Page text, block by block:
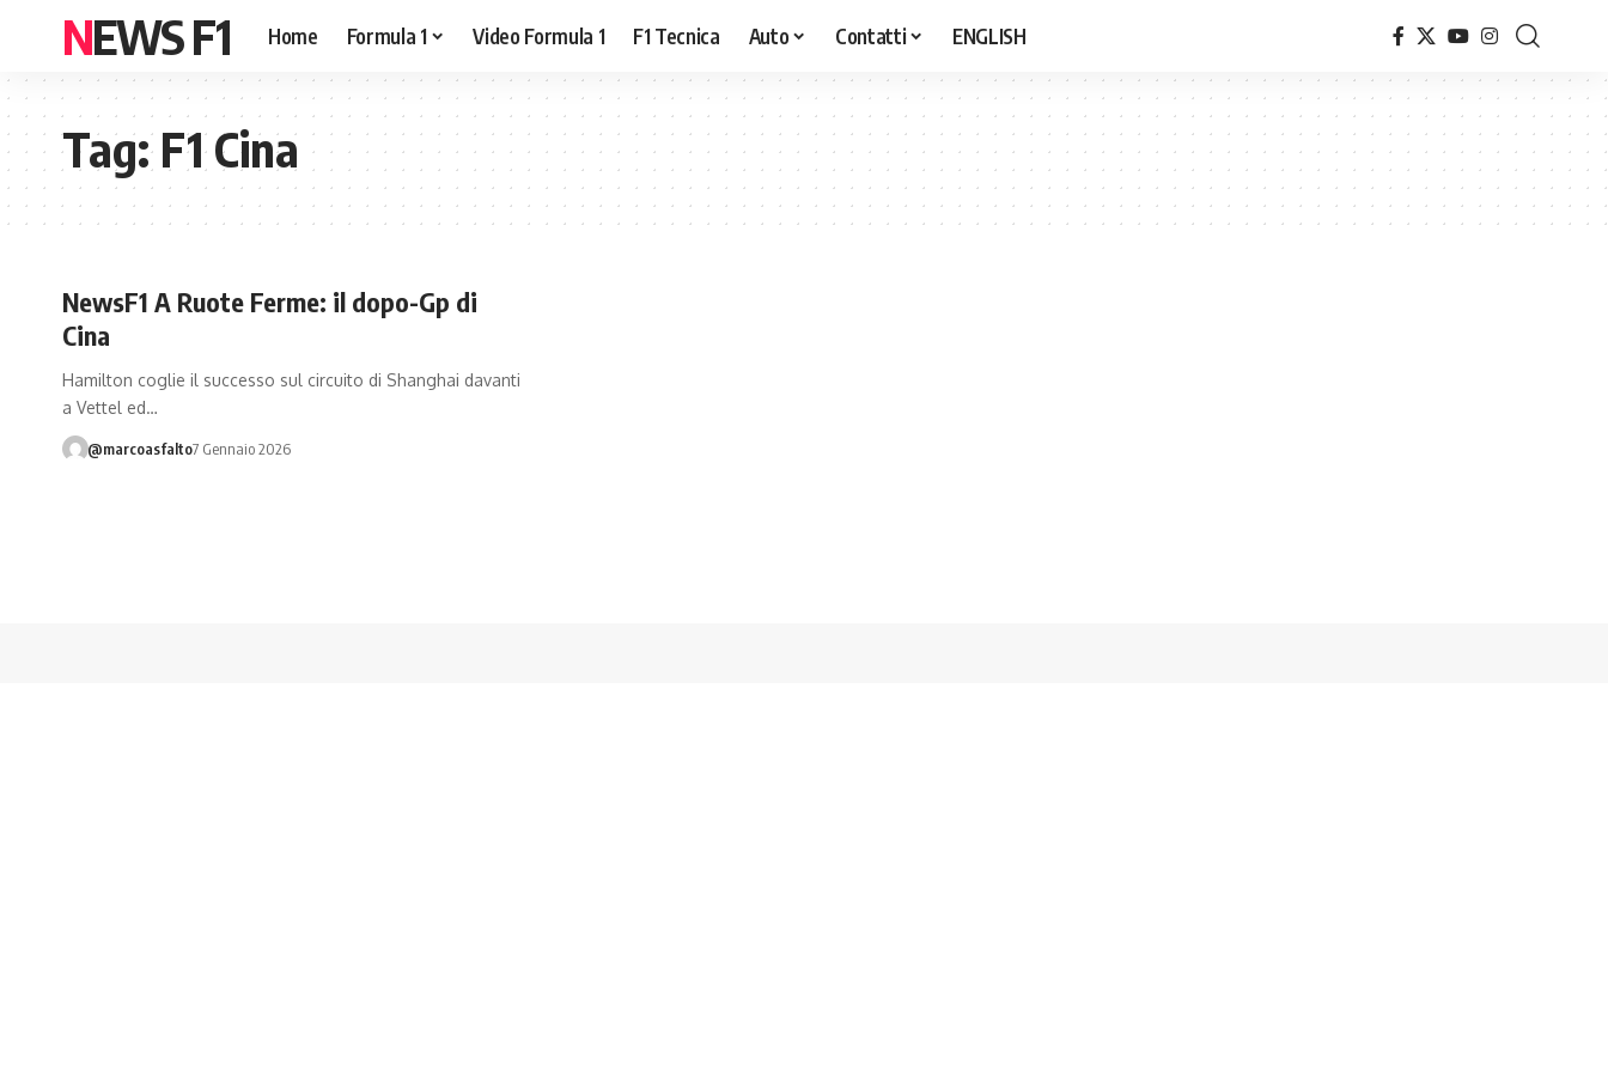
NEWS F1 Home Formula 1 Video Formula 1 F1 Tecnica Auto Contatti ENGLISH
Tag:F1 Cina
NewsF1 A Ruote Ferme: il dopo-Gp di
Cina
Hamilton coglie il successo sul circuito di Shanghai davanti
a Vettel ed…
@marcoasfalto7 Gennaio 2026